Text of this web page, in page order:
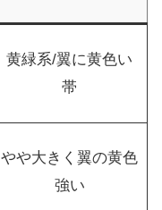
黄緑系/翼に黄色い
帯
やや大きく翼の黄色
強い